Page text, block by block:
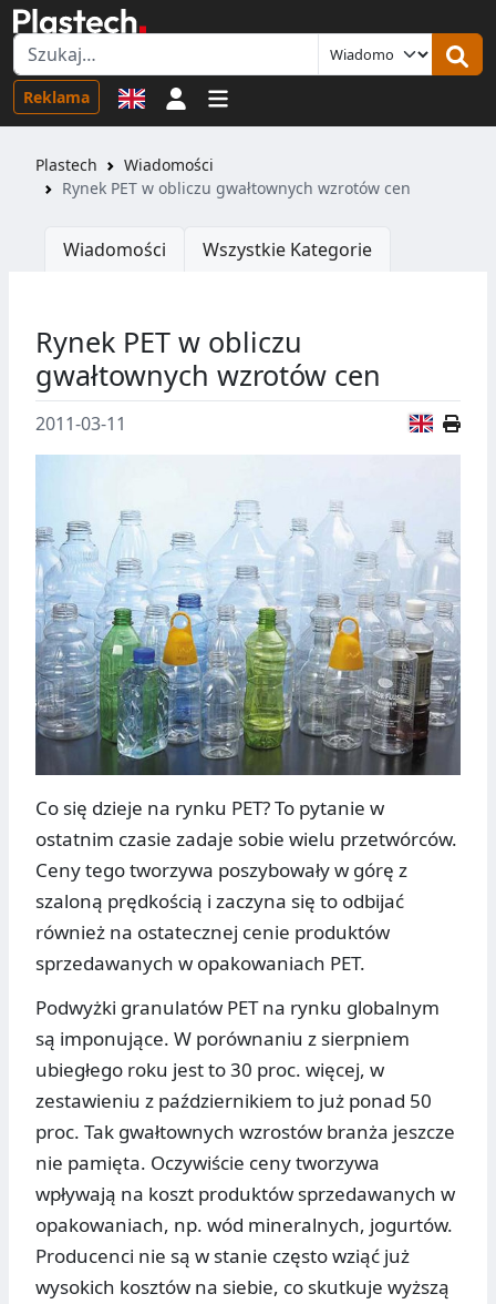
Reklama Logowanie
Plastech
Wiadomości
Rynek PET w obliczu gwałtownych wzrotów cen
Wiadomości Wszystkie Kategorie
Rynek PET w obliczu
gwałtownych wzrotów cen
2011-03-11
Co się dzieje na rynku PET? To pytanie w
ostatnim czasie zadaje sobie wielu przetwórców.
Ceny tego tworzywa poszybowały w górę z
szaloną prędkością i zaczyna się to odbijać
również na ostatecznej cenie produktów
sprzedawanych w opakowaniach PET.
Podwyżki granulatów PET na rynku globalnym
są imponujące. W porównaniu z sierpniem
ubiegłego roku jest to 30 proc. więcej, w
zestawieniu z październikiem to już ponad 50
proc. Tak gwałtownych wzrostów branża jeszcze
nie pamięta. Oczywiście ceny tworzywa
wpływają na koszt produktów sprzedawanych w
opakowaniach, np. wód mineralnych, jogurtów.
Producenci nie są w stanie często wziąć już
wysokich kosztów na siebie, co skutkuje wyższą